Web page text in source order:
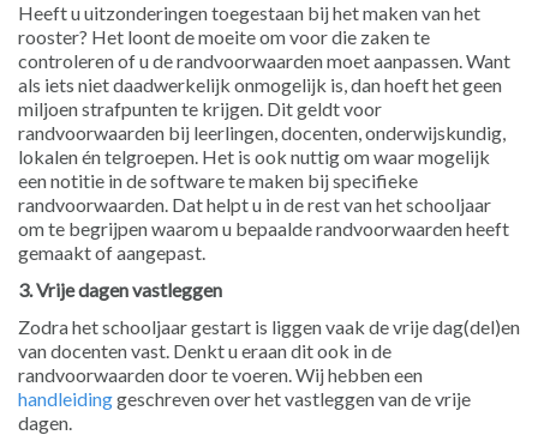
Heeft u uitzonderingen toegestaan bij het maken van het
rooster? Het loont de moeite om voor die zaken te
controleren of u de randvoorwaarden moet aanpassen. Want
als iets niet daadwerkelijk onmogelijk is, dan hoeft het geen
miljoen strafpunten te krijgen. Dit geldt voor
randvoorwaarden bij leerlingen, docenten, onderwijskundig,
lokalen én telgroepen. Het is ook nuttig om waar mogelijk
een notitie in de software te maken bij specifieke
randvoorwaarden. Dat helpt u in de rest van het schooljaar
om te begrijpen waarom u bepaalde randvoorwaarden heeft
gemaakt of aangepast.
3. Vrije dagen vastleggen
Zodra het schooljaar gestart is liggen vaak de vrije dag(del)en
van docenten vast. Denkt u eraan dit ook in de
randvoorwaarden door te voeren. Wij hebben een
handleidinggeschreven over het vastleggen van de vrije
dagen.